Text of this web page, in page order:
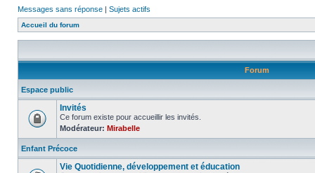
Messages sans réponse | Sujets actifs
Accueil du forum
Forum
Espace public
Invités
Ce forum existe pour accueillir les invités.
Modérateur: Mirabelle
Enfant Précoce
Vie Quotidienne, développement et éducation